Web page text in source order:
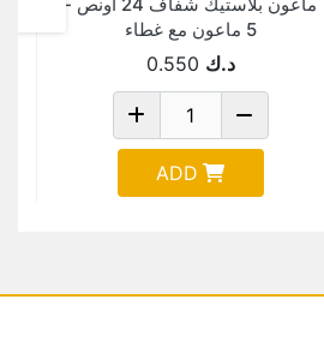
5 ماعون مع غطاء
د.ك 0.550
ADD